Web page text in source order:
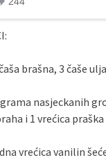
brašna, 3 čaše
nasjeckanih
i 1 vrećica praška
vrećica vanilin